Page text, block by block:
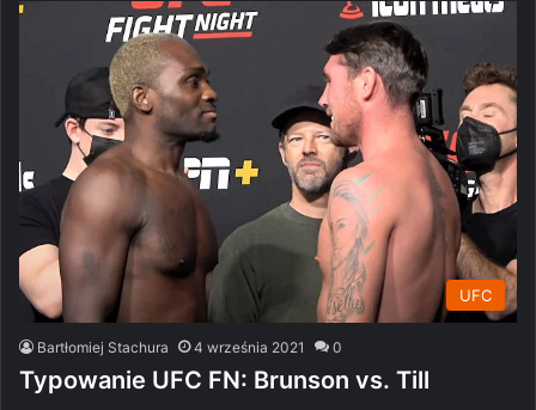
UFC
Bartłomiej Stachura 4 września 2021 0
Typowanie UFC FN: Brunson vs. Till